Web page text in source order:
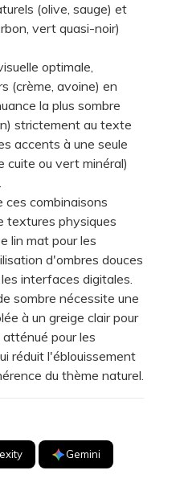
(olive, sauge) et
vert quasi-noir)
optimale,
(crème, avoine) en
la plus sombre
strictement au texte
accents à une seule
cuite ou vert minéral)
combinaisons
textures physiques
lin mat pour les
d'ombres douces
interfaces digitales.
sombre nécessite une
à un greige clair pour
pour les
réduit l'éblouissement
du thème naturel.
Gemini